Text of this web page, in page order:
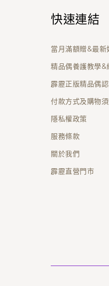
快速連結
當月滿額贈&最新
精品偶養護教學&
霹靂正版精品偶
付款方式及購物
隱私權政策
服務條款
關於我們
霹靂直營門市